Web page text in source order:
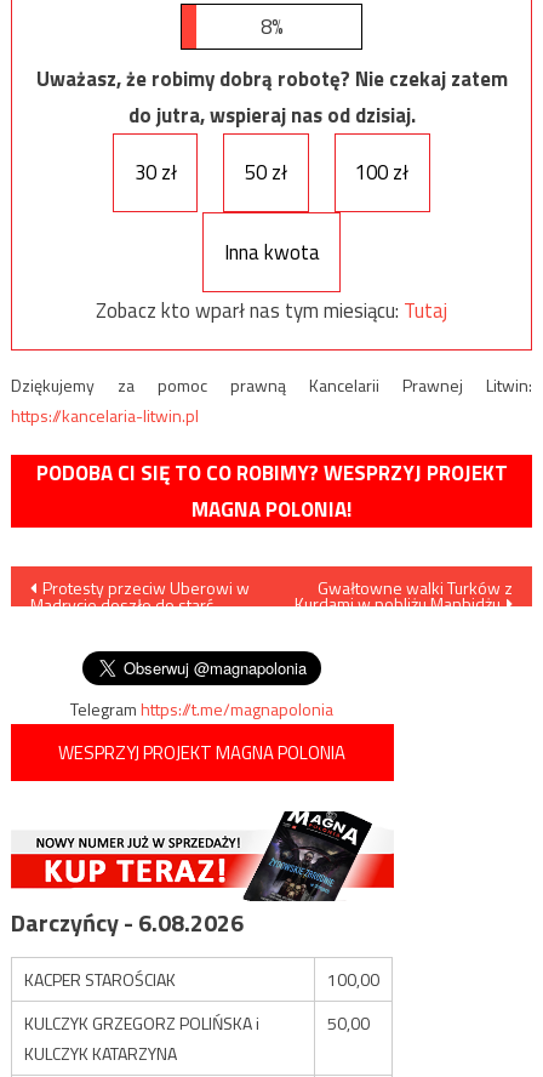
8%
Uważasz, że robimy dobrą robotę? Nie czekaj zatem
do jutra, wspieraj nas od dzisiaj.
30 zł
50 zł 100 zł
Inna kwota
Zobacz kto wparł nas tym miesiącu: Tutaj
Dziękujemy za pomoc prawną Kancelarii Prawnej Litwin:
https://kancelaria-litwin.pl
PODOBA CI SIĘ TO CO ROBIMY? WESPRZYJ PROJEKT
MAGNA POLONIA!
Nawigacja
wpisu
Protesty przeciw Uberowi w
Madrycie doszło do starć
Gwałtowne walki Turków z
Kurdami w pobliżu Manbidżu
Telegramhttps://t.me/magnapolonia
WESPRZYJ PROJEKT MAGNA POLONIA
Darczyńcy - 6.08.2026
KACPER STAROŚCIAK
100,00
KULCZYK GRZEGORZ POLIŃSKA i
KULCZYK KATARZYNA
50,00